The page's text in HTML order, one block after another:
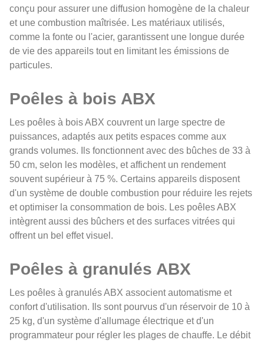
conçu pour assurer une diffusion homogène de la chaleur
et une combustion maîtrisée. Les matériaux utilisés,
comme la fonte ou l'acier, garantissent une longue durée
de vie des appareils tout en limitant les émissions de
particules.
Poêles à bois ABX
Les poêles à bois ABX couvrent un large spectre de
puissances, adaptés aux petits espaces comme aux
grands volumes. Ils fonctionnent avec des bûches de 33 à
50 cm, selon les modèles, et affichent un rendement
souvent supérieur à 75 %. Certains appareils disposent
d'un système de double combustion pour réduire les rejets
et optimiser la consommation de bois. Les poêles ABX
intègrent aussi des bûchers et des surfaces vitrées qui
offrent un bel effet visuel.
Poêles à granulés ABX
Les poêles à granulés ABX associent automatisme et
confort d'utilisation. Ils sont pourvus d'un réservoir de 10 à
25 kg, d'un système d'allumage électrique et d'un
programmateur pour régler les plages de chauffe. Le débit